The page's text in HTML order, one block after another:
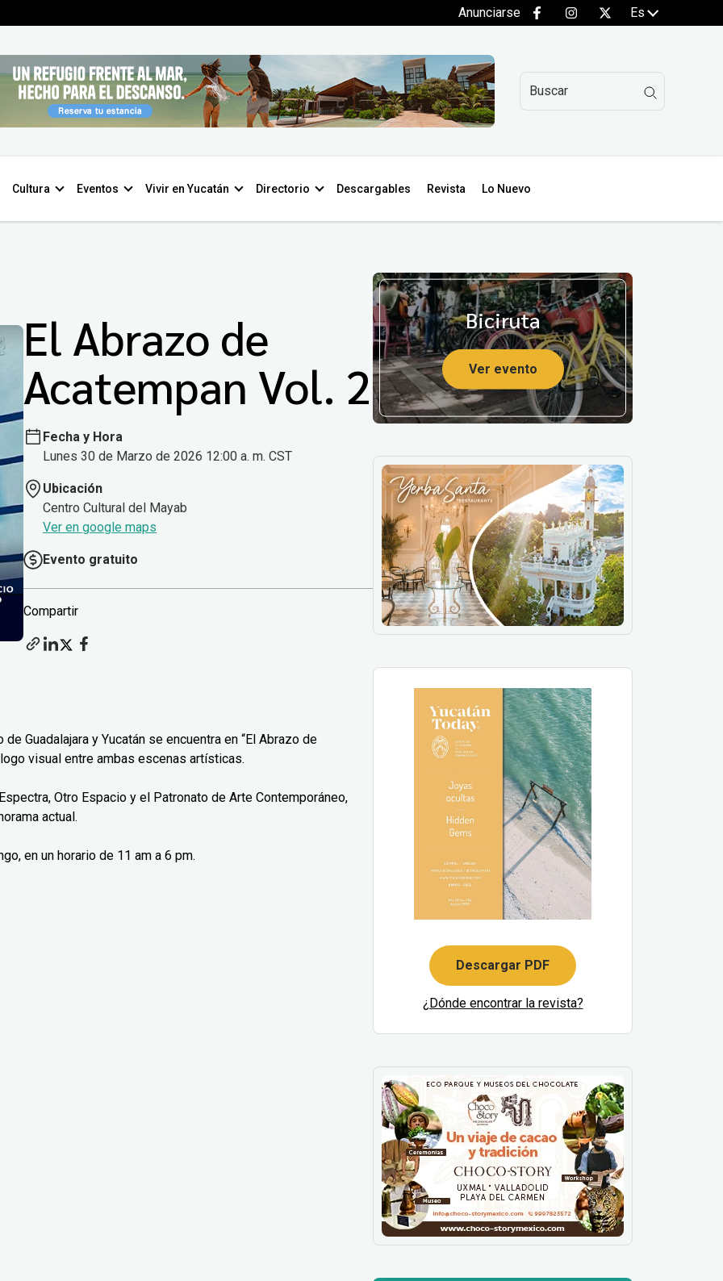
Anunciarse Es
Cultura Eventos Vivir en Yucatán Directorio Descargables Revista Lo Nuevo
El Abrazo de
Acatempan Vol. 2
Fecha y Hora
Lunes 30 de Marzo de 2026 12:00 a. m. CST
Ubicación
Centro Cultural del Mayab
Ver en google maps
Evento gratuito
Compartir
Guadalajara y Yucatán se encuentra en “El Abrazo de
visual entre ambas escenas artísticas.
Otro Espacio y el Patronato de Arte Contemporáneo,
actual.
en un horario de 11 am a 6 pm.
Biciruta
Ver evento
Descargar PDF
¿Dónde encontrar la revista?